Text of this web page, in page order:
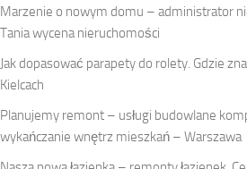
Marzenie o nowym domu – administrator
Tania wycena nieruchomości
Jak dopasować parapety do rolety. Gdzie
Kielcach
Planujemy remont – usługi budowlane
wykańczanie wnętrz mieszkań – Warszawa